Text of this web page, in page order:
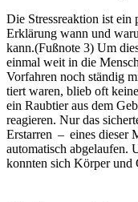
Die Stressreaktion ist ein
Erklärung wann und
kann.(Fußnote 3) Um
einmal weit in die
Vor­fah­ren noch ständig
tiert waren, blieb oft
ein Raubtier aus dem
reagieren. Nur das
Erstar­ren – eines dieser
auto­ma­tisch abgelau­fen.
konnten sich Körper und